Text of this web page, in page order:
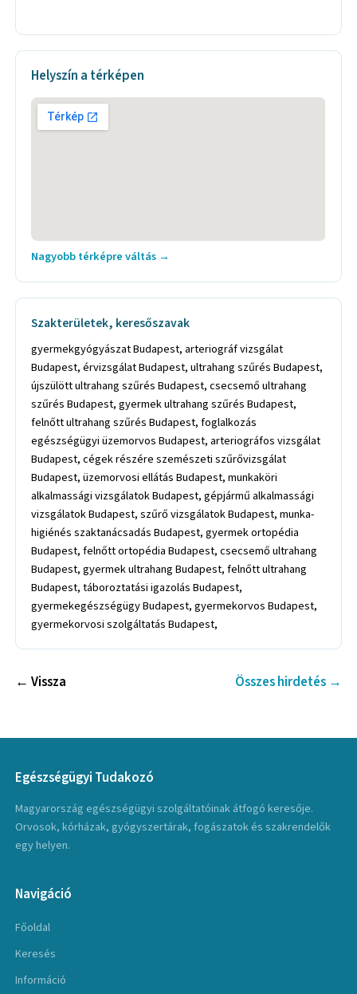
Helyszín a térképen
Nagyobb térképre váltás →
Szakterületek, keresőszavak
gyermekgyógyászat Budapest, arteriográf vizsgálat
Budapest, érvizsgálat Budapest, ultrahang szűrés Budapest,
újszülött ultrahang szűrés Budapest, csecsemő ultrahang
szűrés Budapest, gyermek ultrahang szűrés Budapest,
felnőtt ultrahang szűrés Budapest, foglalkozás
egészségügyi üzemorvos Budapest, arteriográfos vizsgálat
Budapest, cégek részére szemészeti szűrővizsgálat
Budapest, üzemorvosi ellátás Budapest, munkaköri
alkalmassági vizsgálatok Budapest, gépjármű alkalmassági
vizsgálatok Budapest, szűrő vizsgálatok Budapest, munka-
higiénés szaktanácsadás Budapest, gyermek ortopédia
Budapest, felnőtt ortopédia Budapest, csecsemő ultrahang
Budapest, gyermek ultrahang Budapest, felnőtt ultrahang
Budapest, táboroztatási igazolás Budapest,
gyermekegészségügy Budapest, gyermekorvos Budapest,
gyermekorvosi szolgáltatás Budapest,
← Vissza Összes hirdetés →
Egészségügyi Tudakozó
Magyarország egészségügyi szolgáltatóinak átfogó keresője.
Orvosok, kórházak, gyógyszertárak, fogászatok és szakrendelők
egy helyen.
Navigáció
Főoldal
Keresés
Információ